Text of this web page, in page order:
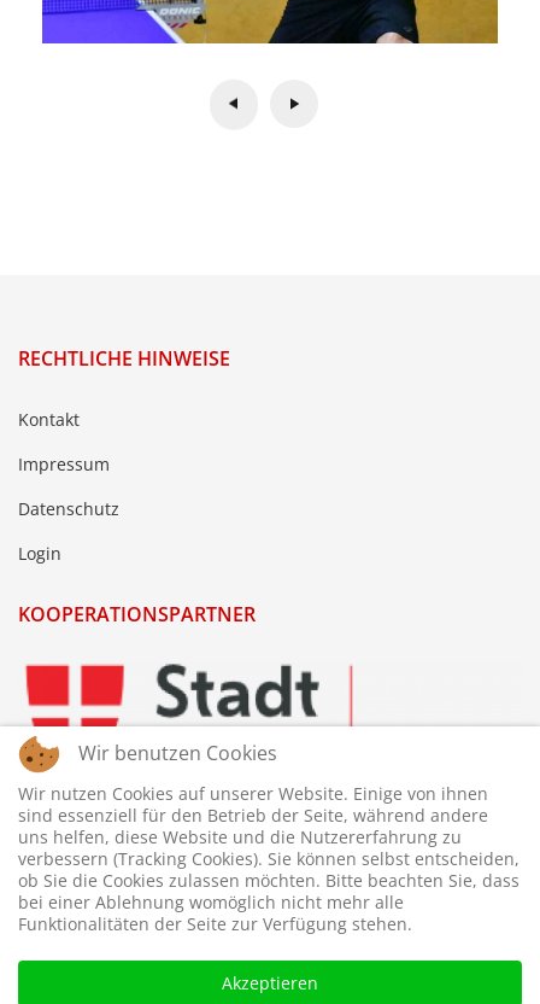
RECHTLICHE HINWEISE
Kontakt
Impressum
Datenschutz
Login
KOOPERATIONSPARTNER
Wir benutzen Cookies
Wir nutzen Cookies auf unserer Website. Einige von ihnen
sind essenziell für den Betrieb der Seite, während andere
uns helfen, diese Website und die Nutzererfahrung zu
verbessern (Tracking Cookies). Sie können selbst entscheiden,
ob Sie die Cookies zulassen möchten. Bitte beachten Sie, dass
bei einer Ablehnung womöglich nicht mehr alle
Funktionalitäten der Seite zur Verfügung stehen.
Akzeptieren